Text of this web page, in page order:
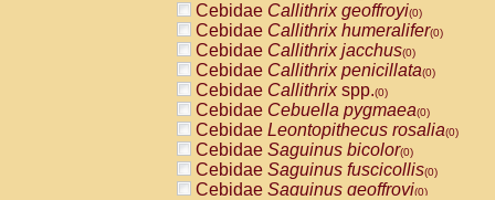
Cebidae Callithrix geoffroyi(0)
Cebidae Callithrix humeralifer(0)
Cebidae Callithrix jacchus(0)
Cebidae Callithrix penicillata(0)
Cebidae Callithrixspp.(0)
Cebidae Cebuella pygmaea(0)
Cebidae Leontopithecus rosalia(0)
Cebidae Saguinus bicolor(0)
Cebidae Saguinus fuscicollis(0)
Cebidae Saguinus geoffroyi(0)